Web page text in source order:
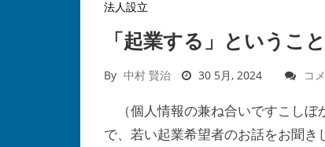
法人設立
「起業する」ということ
By 中村 賢治 30 5月, 2024 コ
（個人情報の兼ね合いですこし
で、若い起業希望者のお話をお聞